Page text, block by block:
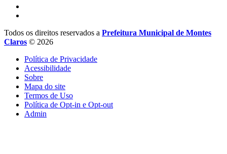
Todos os direitos reservados a Prefeitura Municipal de Montes
Claros © 2026
Política de Privacidade
Acessibilidade
Sobre
Mapa do site
Termos de Uso
Política de Opt-in e Opt-out
Admin